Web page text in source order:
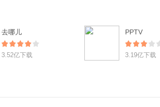
去哪儿
3.52亿下载
PPTV
3.19亿下载